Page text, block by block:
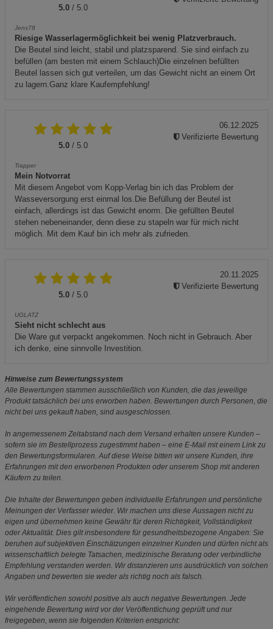
5.0 / 5.0
Jens78
Riesige Wasserlagermöglichkeit bei wenig Platzverbrauch.
Die Beutel sind leicht, stabil und platzsparend. Sie sind einfach zu
befüllen (am besten mit einem Schlauch)Die einzelnen befüllten
Beutel lassen sich gut verteilen, um das Gewicht nicht an einem Ort
zu lagern.Ganz klare Kaufempfehlung!
5.0 / 5.0
Trapper
Mein Notvorrat
Mit diesem Angebot vom Kopp-Verlag bin ich das Problem der
Wasseversorgung erst einmal los.Die Befüllung der Beutel ist
einfach, allerdings ist das Gewicht enorm. Die gefüllten Beutel
stehen nebeneinander, denn diese zu stapeln war für mich nicht
möglich. Mit dem Kauf bin ich mehr als zufrieden.
06.12.2025
Verifizierte Bewertung
5.0 / 5.0
UGLATZ
Sieht nicht schlecht aus
Die Ware gut verpackt angekommen. Noch nicht in Gebrauch. Aber
ich denke, eine sinnvolle Investition.
20.11.2025
Verifizierte Bewertung
Hinweise zum Bewertungssystem
Alle Bewertungen stammen ausschließlich von Kunden, die das jeweilige
Produkt tatsächlich bei uns erworben haben. Bewertungen durch Personen, die
nicht bei uns gekauft haben, sind ausgeschlossen.
In angemessenem Zeitabstand nach dem Versand erhalten unsere Kunden –
sofern sie im Bestellprozess zugestimmt haben – eine E-Mail mit einem Link zu
den Bewertungsformularen. Auf diese Weise bitten wir unsere Kunden, ihre
Erfahrungen mit den erworbenen Produkten oder unserem Shop mit anderen
Käufern zu teilen.
Die Inhalte der Bewertungen geben individuelle Erfahrungen und persönliche
Meinungen der Verfasser wieder. Wir machen uns diese Aussagen nicht zu
eigen und übernehmen keine Gewähr für deren Richtigkeit, Vollständigkeit
oder Aktualität. Dies gilt insbesondere für gesundheitsbezogene Angaben: Sie
beruhen auf subjektiven Einschätzungen einzelner Kunden und dürfen nicht als
wissenschaftlich belegte Tatsachen, medizinische Beratung oder verbindliche
Empfehlung verstanden werden. Wir distanzieren uns ausdrücklich von solchen
Angaben und bewerten sie weder als richtig noch als falsch.
Wir veröffentlichen sowohl positive als auch negative Bewertungen. Jede
eingehende Bewertung wird vor der Veröffentlichung geprüft und nur
freigegeben, wenn sie folgenden Kriterien entspricht: